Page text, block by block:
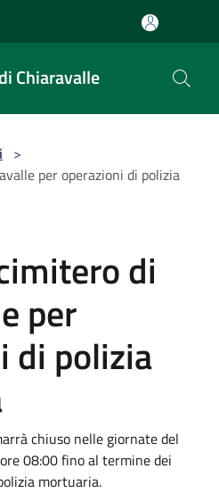
Chiaravalle
>
per operazioni di polizia
di
per
di polizia
chiuso nelle giornate del
08:00 fino al termine dei
mortuaria.